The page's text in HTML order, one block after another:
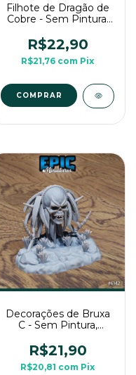
Filhote de Dragão de
Cobre - Sem Pintura,
Para Rpg de Mesa
R$22,90
R$21,76 com Pix
COMPRAR
Decorações de Bruxa
C - Sem Pintura,
Para RPG de Mesa
R$21,90
R$20,81 com Pix